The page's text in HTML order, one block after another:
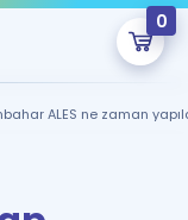
0
ALES ne zaman